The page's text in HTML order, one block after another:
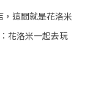
這間就是花洛米
花洛米一起去玩